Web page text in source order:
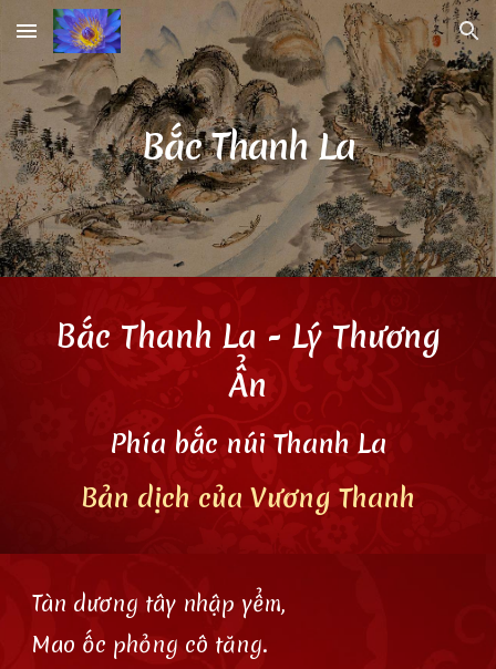
Skip to main content Skip to navigation
Bắc Thanh La
Bắc Thanh La - Lý Thương
Ẩn
Phía bắc núi Thanh La
Bản dịch của Vương Thanh
Tàn dương tây nhập yểm,
Mao ốc phỏng cô tăng.